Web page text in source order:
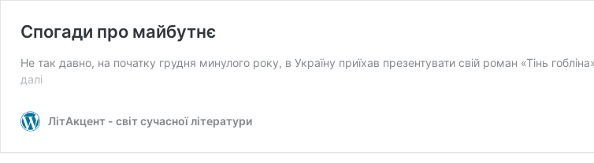
Спогади про майбутнє
Не так давно, на початку грудня минулого року, в Україну приїхав презентувати свій роман «Тінь
даліСпогади
ЛітАкцент - світ сучасної літератури